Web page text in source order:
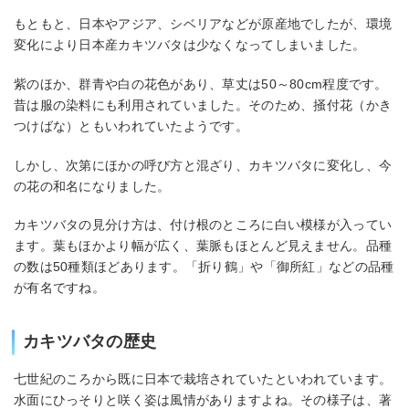
もともと、日本やアジア、シベリアなどが原産地でしたが、環境
変化により日本産カキツバタは少なくなってしまいました。
紫のほか、群青や白の花色があり、草丈は50～80cm程度です。
昔は服の染料にも利用されていました。そのため、掻付花（かき
つけばな）ともいわれていたようです。
しかし、次第にほかの呼び方と混ざり、カキツバタに変化し、今
の花の和名になりました。
カキツバタの見分け方は、付け根のところに白い模様が入ってい
ます。葉もほかより幅が広く、葉脈もほとんど見えません。品種
の数は50種類ほどあります。「折り鶴」や「御所紅」などの品種
が有名ですね。
カキツバタの歴史
七世紀のころから既に日本で栽培されていたといわれています。
水面にひっそりと咲く姿は風情がありますよね。その様子は、著